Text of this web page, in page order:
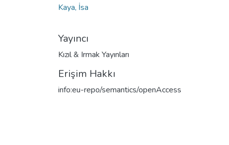
Kaya, İsa
Yayıncı
Kızıl & Irmak Yayınları
Erişim Hakkı
info:eu-repo/semantics/openAccess